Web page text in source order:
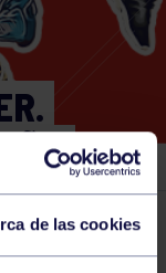
de las cookies